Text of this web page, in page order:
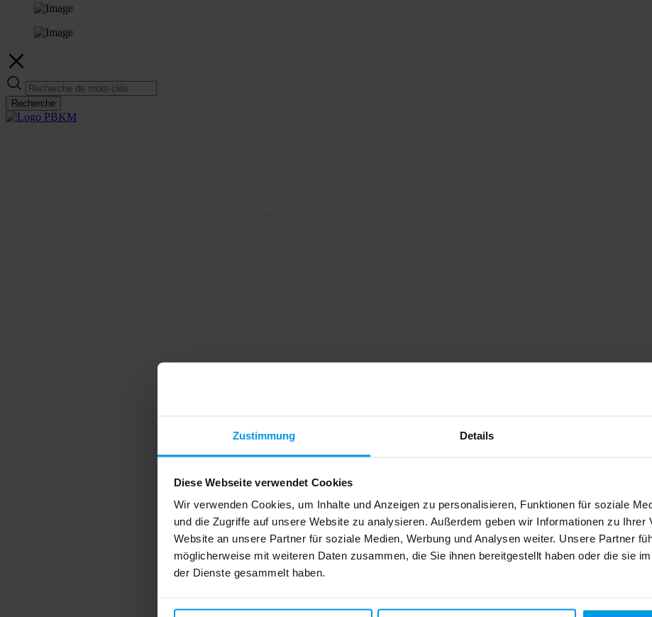
Zustimmung Details
Diese Webseite verwendet Cookies
Wir verwenden Cookies, um Inhalte und Anzeigen zu personalisieren, Funktionen für soziale
und die Zugriffe auf unsere Website zu analysieren. Außerdem geben wir Informationen zu Ihrer
Website an unsere Partner für soziale Medien, Werbung und Analysen weiter. Unsere Partner
möglicherweise mit weiteren Daten zusammen, die Sie ihnen bereitgestellt haben oder die sie
der Dienste gesammelt haben.
Recherche